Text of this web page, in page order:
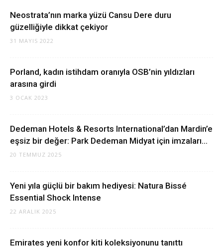
Neostrata’nın marka yüzü Cansu Dere duru
güzelliğiyle dikkat çekiyor
31 MAYIS 2022
Porland, kadın istihdam oranıyla OSB’nin yıldızları
arasına girdi
3 OCAK 2023
Dedeman Hotels & Resorts International’dan Mardin’e
eşsiz bir değer: Park Dedeman Midyat için imzaları...
20 TEMMUZ 2025
Yeni yıla güçlü bir bakım hediyesi: Natura Bissé
Essential Shock Intense
22 ARALIK 2025
Emirates yeni konfor kiti koleksiyonunu tanıttı